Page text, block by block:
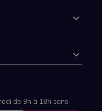
de 9h à 18h sans